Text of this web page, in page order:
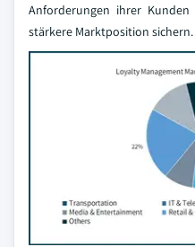
Anforderungen ihrer
stärkere Marktposition sichern.